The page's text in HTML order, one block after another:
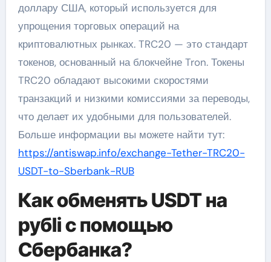
доллару США, который используется для
упрощения торговых операций на
криптовалютных рынках. TRC20 — это стандарт
токенов, основанный на блокчейне Tron. Токены
TRC20 обладают высокими скоростями
транзакций и низкими комиссиями за переводы,
что делает их удобными для пользователей.
Больше информации вы можете найти тут:
https://antiswap.info/exchange-Tether-TRC20-
USDT-to-Sberbank-RUB
Как обменять USDT на
рубli с помощью
Сбербанка?